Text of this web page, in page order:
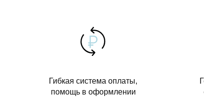
Гибкая система оплаты,
помощь в оформлении